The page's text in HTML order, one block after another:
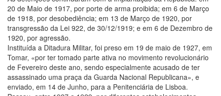
20 de Maio de 1917, por porte de arma proibida; em 6 de Março
de 1918, por desobediência; em 13 de Março de 1920, por
transgressão da Lei 922, de 30/12/1919; e em 6 de Dezembro de
1920, por agressão.
Instituída a Ditadura Militar, foi preso em 19 de maio de 1927, em
Tomar, «por ter tomado parte ativa no movimento revolucionário
de Fevereiro deste ano, sendo especialmente acusado de ter
assassinado uma praça da Guarda Nacional Republicana», e
enviado, em 14 de Junho, para a Penitenciária de Lisboa.